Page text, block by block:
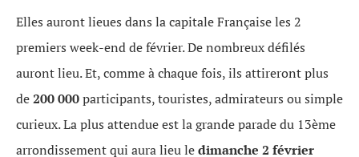
Elles auront lieues dans la capitale Française les 2
premiers week-end de février. De nombreux défilés
auront lieu. Et, comme à chaque fois, ils attireront plus
de200 000participants, touristes, admirateurs ou simple
curieux. La plus attendue est la grande parade du 13ème
arrondissement qui aura lieu ledimanche 2 février